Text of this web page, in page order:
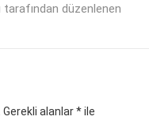
tarafından düzenlenen
Gerekli alanlar*ile